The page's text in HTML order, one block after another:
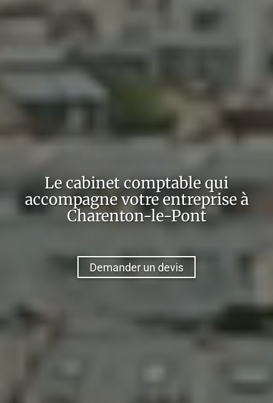
Le cabinet comptable qui
accompagne votre entreprise à
Charenton-le-Pont
Demander un devis